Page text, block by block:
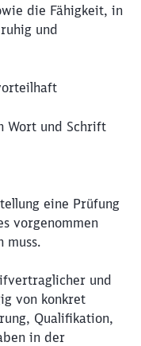
die Fähigkeit, in
und
Wort und Schrift
eine Prüfung
vorgenommen
muss.
und
von konkret
Qualifikation,
in der